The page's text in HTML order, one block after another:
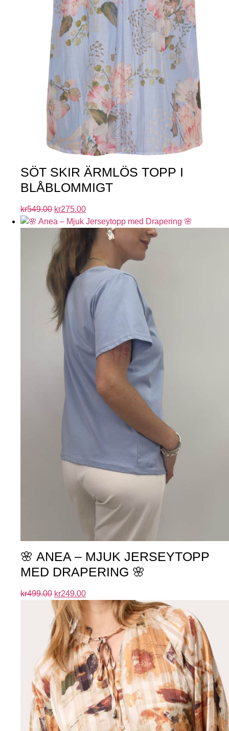
SÖT SKIR ÄRMLÖS TOPP I
BLÅBLOMMIGT
kr549.00 kr275.00
🌸 ANEA – MJUK JERSEYTOPP
MED DRAPERING 🌸
kr499.00 kr249.00